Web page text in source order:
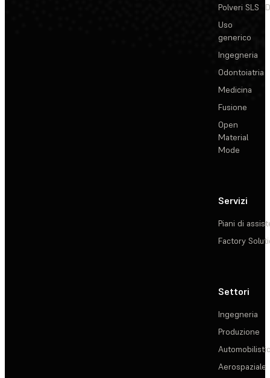
Polveri SLS
Uso
generico
Ingegneria
Odontoiatria
Medicina
Fusione
Open
Material
Mode
Servizi
Piani di
Factory
Settori
Ingegneria
Produzione
Aerospaziale